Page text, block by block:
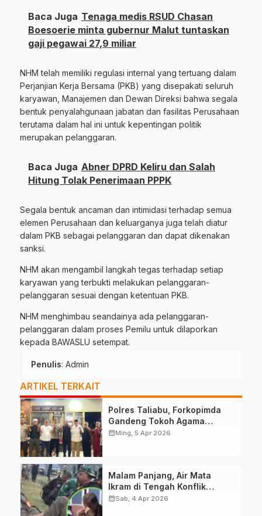
Baca Juga Tenaga medis RSUD Chasan
Boesoerie minta gubernur Malut tuntaskan
gaji pegawai 27,9 miliar
NHM telah memiliki regulasi internal yang tertuang dalam
Perjanjian Kerja Bersama (PKB) yang disepakati seluruh
karyawan, Manajemen dan Dewan Direksi bahwa segala
bentuk penyalahgunaan jabatan dan fasilitas Perusahaan
terutama dalam hal ini untuk kepentingan politik
merupakan pelanggaran.
Baca Juga Abner DPRD Keliru dan Salah
Hitung Tolak Penerimaan PPPK
Segala bentuk ancaman dan intimidasi terhadap semua
elemen Perusahaan dan keluarganya juga telah diatur
dalam PKB sebagai pelanggaran dan dapat dikenakan
sanksi.
NHM akan mengambil langkah tegas terhadap setiap
karyawan yang terbukti melakukan pelanggaran-
pelanggaran sesuai dengan ketentuan PKB.
NHM menghimbau seandainya ada pelanggaran-
pelanggaran dalam proses Pemilu untuk dilaporkan
kepada BAWASLU setempat.
Penulis: Admin
ARTIKEL TERKAIT
Polres Taliabu, Forkopimda
Gandeng Tokoh Agama
Deklarasikan Damai
calendar_monthMing, 5 Apr 2026
Malam Panjang, Air Mata
Ikram di Tengah Konflik
Halteng
calendar_monthSab, 4 Apr 2026